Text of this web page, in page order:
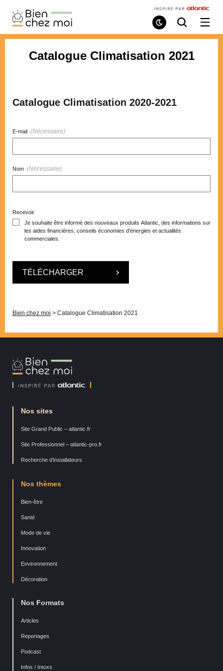
Bien
Chez
Moi
Mode
de
Recherche
/
Catalogue Climatisation 2021
Catalogue Climatisation 2020-2021
E-mail (Nécessaire)
Nom (Nécessaire)
Recevoir
Je souhaite être informé des nouveaux produits Atlantic, des informations sur
les aides financières, conseils économies d’énergies et actualités
commerciales.
Bien chez moi > Catalogue Climatisation 2021
Bien
Chez
Nos sites
Site Grand Public – atlantic.fr
Site Professionnel – atlantic-pro.fr
Recherche d’installateurs
Nos thèmes
Bien-être
Santé
Mode de vie
Innovation
Environnement
Décoration
Nos Formats
Articles
Reportages
Podcast
Infos / Intoxs